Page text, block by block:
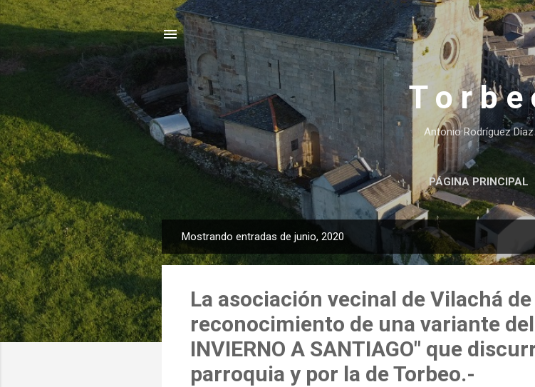
Ir al contenido principal
T o r b e
Antonio Rodríguez Díaz
PÁGINA PRINCIPAL
n
Mostrando entradas de junio, 2020
La asociación vecinal de Vilachá
reconocimiento de una variante del
INVIERNO A SANTIAGO" que
parroquia y por la de Torbeo.-